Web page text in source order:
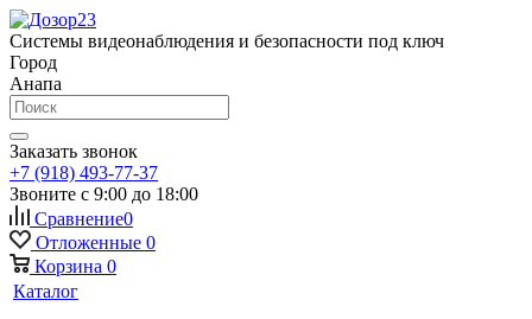
Системы видеонаблюдения и безопасности под ключ
Город
Анапа
Заказать звонок
+7 (918) 493-77-37
Звоните с 9:00 до 18:00
Сравнение0
Отложенные 0
Корзина 0
Каталог